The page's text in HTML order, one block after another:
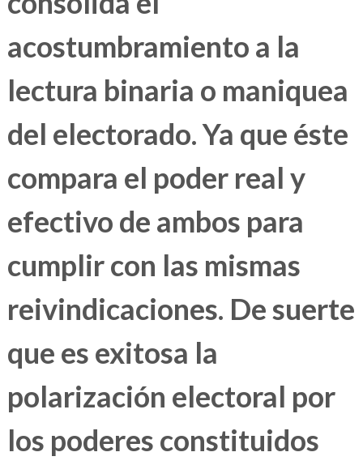
acostumbramiento a la
lectura binaria o maniquea
del electorado. Ya que éste
compara el poder real y
efectivo de ambos para
cumplir con las mismas
reivindicaciones. De suerte
que es exitosa la
polarización electoral por
los poderes constituidos